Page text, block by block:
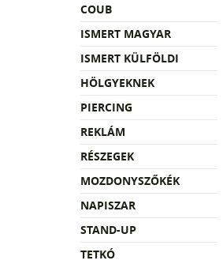
COUB
ISMERT MAGYAR
ISMERT KÜLFÖLDI
HÖLGYEKNEK
PIERCING
REKLÁM
RÉSZEGEK
MOZDONYSZŐKÉK
NAPISZAR
STAND-UP
TETKÓ